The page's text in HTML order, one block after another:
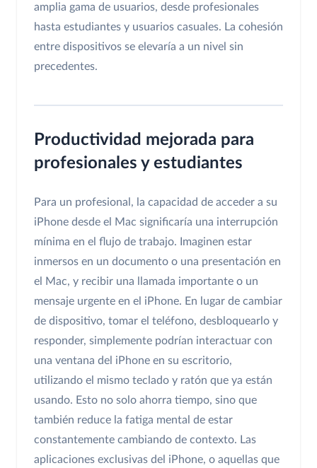
amplia gama de usuarios, desde profesionales
hasta estudiantes y usuarios casuales. La cohesión
entre dispositivos se elevaría a un nivel sin
precedentes.
Productividad mejorada para
profesionales y estudiantes
Para un profesional, la capacidad de acceder a su
iPhone desde el Mac significaría una interrupción
mínima en el flujo de trabajo. Imaginen estar
inmersos en un documento o una presentación en
el Mac, y recibir una llamada importante o un
mensaje urgente en el iPhone. En lugar de cambiar
de dispositivo, tomar el teléfono, desbloquearlo y
responder, simplemente podrían interactuar con
una ventana del iPhone en su escritorio,
utilizando el mismo teclado y ratón que ya están
usando. Esto no solo ahorra tiempo, sino que
también reduce la fatiga mental de estar
constantemente cambiando de contexto. Las
aplicaciones exclusivas del iPhone, o aquellas que